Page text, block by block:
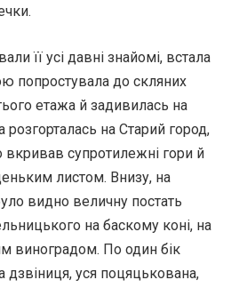
її усі давні знайомі, встала
попростувала до скляних
етажа й задивилась на
на Старий город,
супротилежні гори й
листом. Внизу, на
видно величну постать
на баскому коні, на
виноградом. По один бік
дзвіниця, уся поцяцькована,